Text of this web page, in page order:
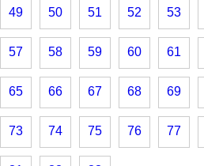
49 50 51 52 53
57 58 59 60 61
65 66 67 68 69
73 74 75 76 77